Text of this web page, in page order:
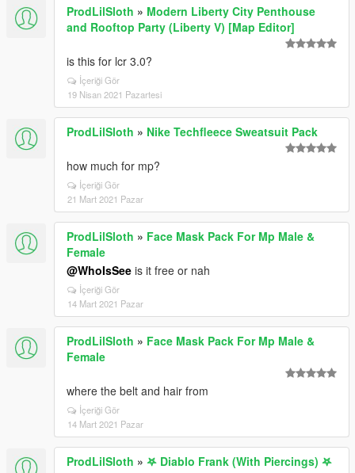
ProdLilSloth » Modern Liberty City Penthouse
and Rooftop Party (Liberty V) [Map Editor]
is this for lcr 3.0?
İçeriği Gör
19 Nisan 2021 Pazartesi
ProdLilSloth » Nike Techfleece Sweatsuit Pack
how much for mp?
İçeriği Gör
21 Mart 2021 Pazar
ProdLilSloth » Face Mask Pack For Mp Male &
Female
@WhoIsSee is it free or nah
İçeriği Gör
14 Mart 2021 Pazar
ProdLilSloth » Face Mask Pack For Mp Male &
Female
where the belt and hair from
İçeriği Gör
14 Mart 2021 Pazar
ProdLilSloth » 𖤐 Diablo Frank (With Piercings) 𖤐